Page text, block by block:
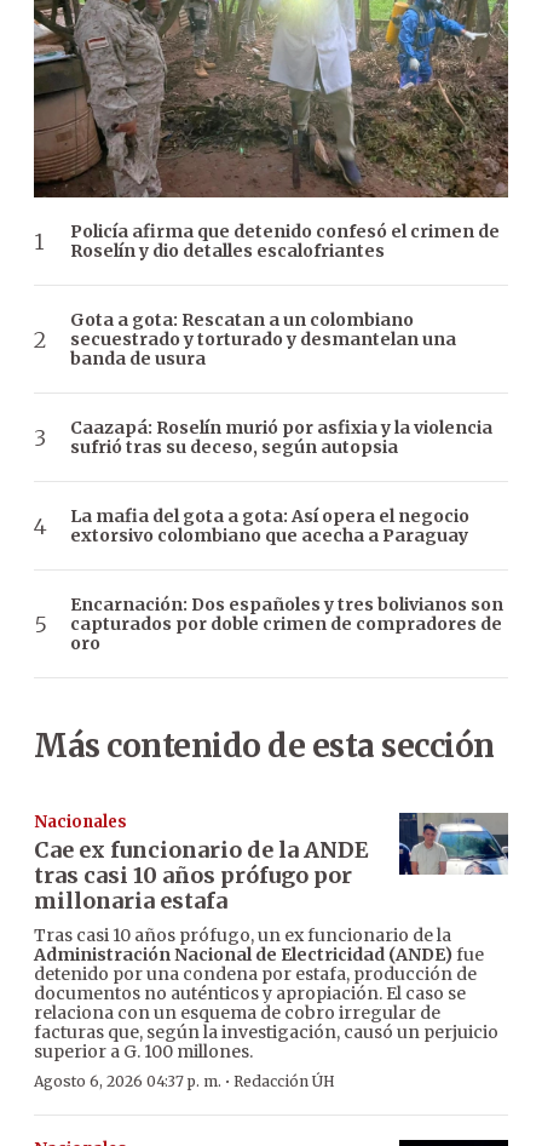
Policía afirma que detenido confesó el crimen de
Roselín y dio detalles escalofriantes
Gota a gota: Rescatan a un colombiano
secuestrado y torturado y desmantelan una
banda de usura
Caazapá: Roselín murió por asfixia y la violencia
sufrió tras su deceso, según autopsia
La mafia del gota a gota: Así opera el negocio
extorsivo colombiano que acecha a Paraguay
Encarnación: Dos españoles y tres bolivianos son
capturados por doble crimen de compradores de
oro
Más contenido de esta sección
Nacionales
Cae ex funcionario de la ANDE
tras casi 10 años prófugo por
millonaria estafa
Tras casi 10 años prófugo, un ex funcionario de la
Administración Nacional de Electricidad (ANDE)fue
detenido por una condena por estafa, producción de
documentos no auténticos y apropiación. El caso se
relaciona con un esquema de cobro irregular de
facturas que, según la investigación, causó un perjuicio
superior a G. 100 millones.
Agosto 6, 2026 04:37 p. m. · Redacción ÚH